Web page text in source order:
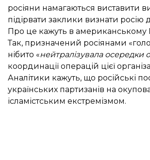
росіяни намагаються виставити
підірвати заклики визнати
Про це кажуть в американському
Так, призначений росіянами
нібито «нейтралізувала осередки
координації операцій цієї
Аналітики кажуть, що російські
українських партизанів на
ісламістським екстремізмом.